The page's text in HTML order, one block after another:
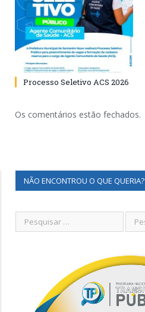
Processo Seletivo ACS 2026
Os comentários estão fechados.
NÃO ENCONTROU O QUE QUERIA?